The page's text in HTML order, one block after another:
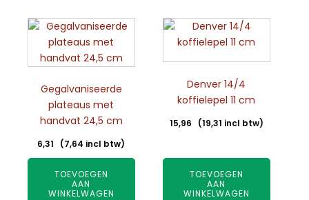
Gegalvaniseerde
plateaus met
handvat 24,5 cm
6,31 (7,64 incl btw)
TOEVOEGEN
AAN
WINKELWAGEN
Denver 14/4
koffielepel 11 cm
15,96 (19,31 incl btw)
TOEVOEGEN
AAN
WINKELWAGEN